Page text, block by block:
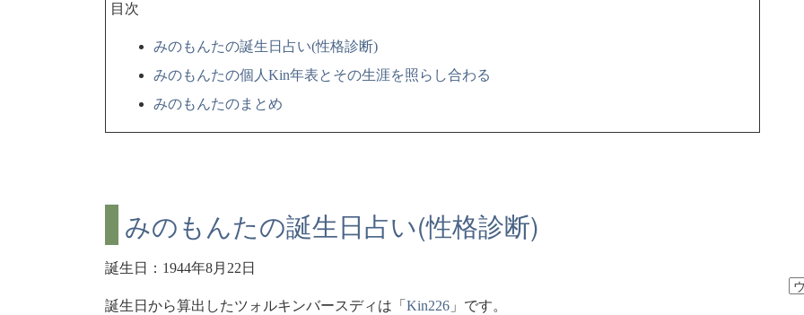
目次
みのもんたの誕生日占い(性格診断)
みのもんたの個人Kin年表とその生涯を照らし合わる
みのもんたのまとめ
みのもんたの誕生日占い(性格診断)
誕生日：1944年8月22日
誕生日から算出したツォルキンバースディは「 Kin226 」です。